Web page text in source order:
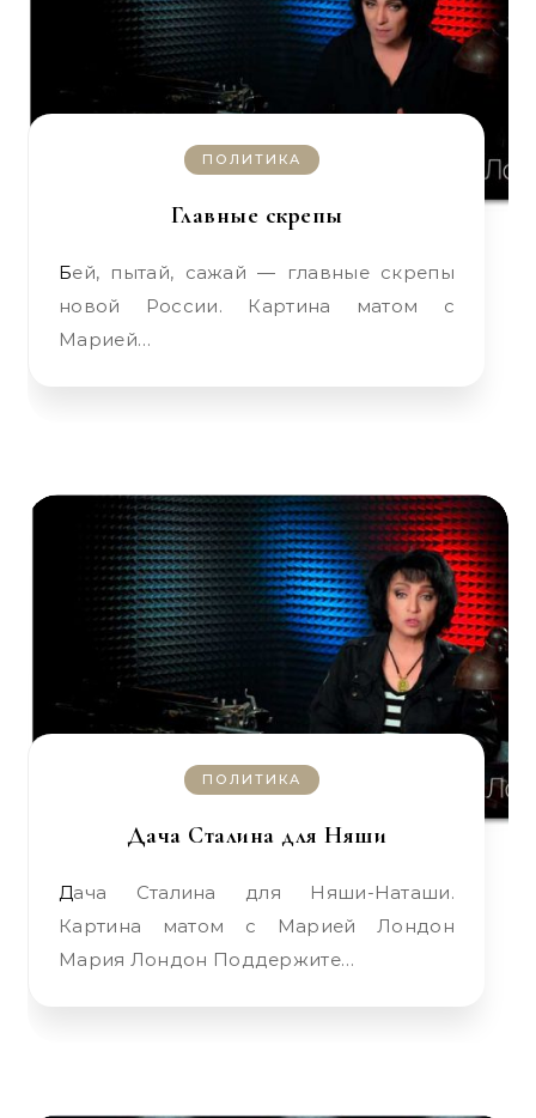
ПОЛИТИКА
Главные скрепы
Бей, пытай, сажай — главные скрепы
новой России. Картина матом с
Марией…
ПОЛИТИКА
Дача Сталина для Няши
Дача Сталина для Няши-Наташи.
Картина матом с Марией Лондон
Мария Лондон Поддержите…